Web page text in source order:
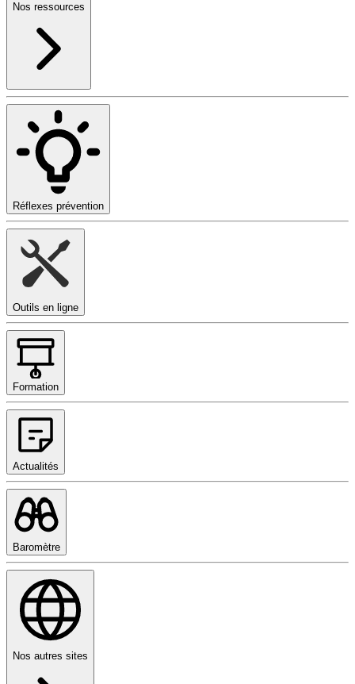
Nos ressources
Réflexes prévention
Outils en ligne
Formation
Actualités
Baromètre
Nos autres sites